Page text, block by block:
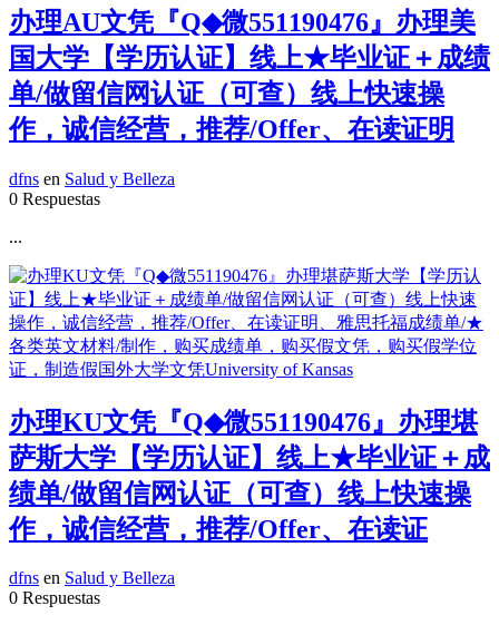
办理AU文凭『Q◆微551190476』办理美
国大学【学历认证】线上★毕业证＋成绩
单/做留信网认证（可查）线上快速操
作，诚信经营，推荐/Offer、在读证明
dfns en Salud y Belleza
0 Respuestas
...
办理KU文凭『Q◆微551190476』办理堪
萨斯大学【学历认证】线上★毕业证＋成
绩单/做留信网认证（可查）线上快速操
作，诚信经营，推荐/Offer、在读证
dfns en Salud y Belleza
0 Respuestas